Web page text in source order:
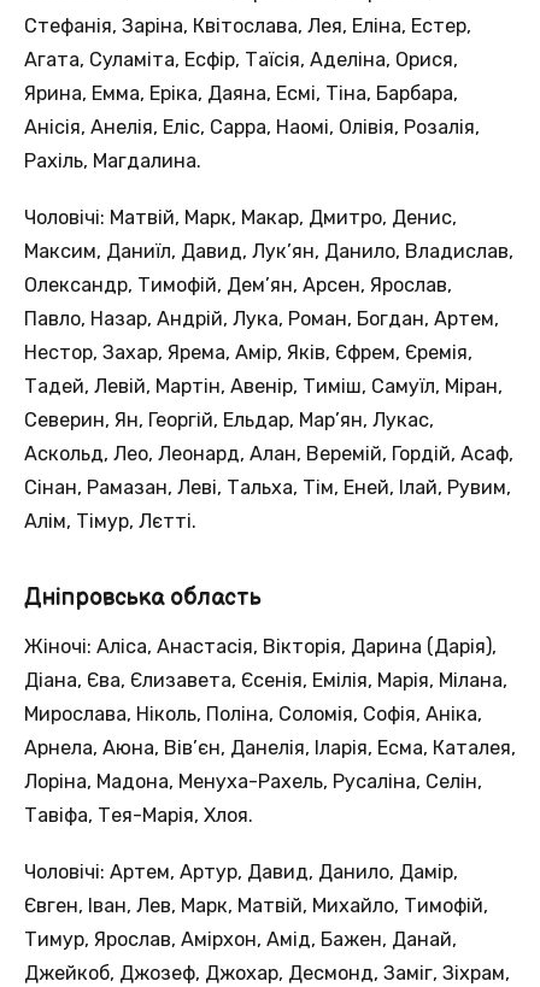
Стефанія, Заріна, Квітослава, Лея, Еліна, Естер,
Агата, Суламіта, Есфір, Таїсія, Аделіна, Орися,
Ярина, Емма, Еріка, Даяна, Есмі, Тіна, Барбара,
Анісія, Анелія, Еліс, Сарра, Наомі, Олівія, Розалія,
Рахіль, Магдалина.
Чоловічі: Матвій, Марк, Макар, Дмитро, Денис,
Максим, Даниїл, Давид, Лук’ян, Данило, Владислав,
Олександр, Тимофій, Дем’ян, Арсен, Ярослав,
Павло, Назар, Андрій, Лука, Роман, Богдан, Артем,
Нестор, Захар, Ярема, Амір, Яків, Єфрем, Єремія,
Тадей, Левій, Мартін, Авенір, Тиміш, Самуїл, Міран,
Северин, Ян, Георгій, Ельдар, Мар’ян, Лукас,
Аскольд, Лео, Леонард, Алан, Веремій, Гордій, Асаф,
Сінан, Рамазан, Леві, Тальха, Тім, Еней, Ілай, Рувим,
Алім, Тімур, Лєтті.
Дніпровська область
Жіночі: Аліса, Анастасія, Вікторія, Дарина (Дарія),
Діана, Єва, Єлизавета, Єсенія, Емілія, Марія, Мілана,
Мирослава, Ніколь, Поліна, Соломія, Софія, Аніка,
Арнела, Аюна, Вів’єн, Данелія, Іларія, Есма, Каталея,
Лоріна, Мадона, Менуха-Рахель, Русаліна, Селін,
Тавіфа, Тея-Марія, Хлоя.
Чоловічі: Артем, Артур, Давид, Данило, Дамір,
Євген, Іван, Лев, Марк, Матвій, Михайло, Тимофій,
Тимур, Ярослав, Амірхон, Амід, Бажен, Данай,
Джейкоб, Джозеф, Джохар, Десмонд, Заміг, Зіхрам,